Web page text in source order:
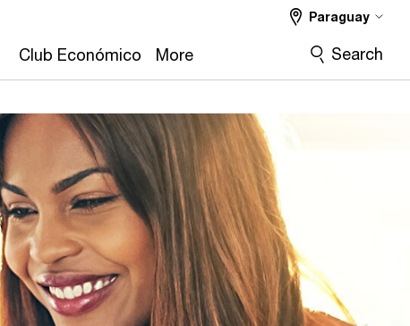
Club Económico More
Paraguay
Search